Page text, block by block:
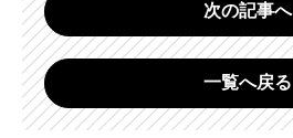
次の記事へ
一覧へ戻る